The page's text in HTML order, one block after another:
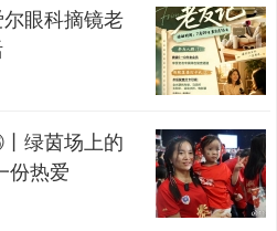
尔眼科摘镜老
绿茵场上的
份热爱